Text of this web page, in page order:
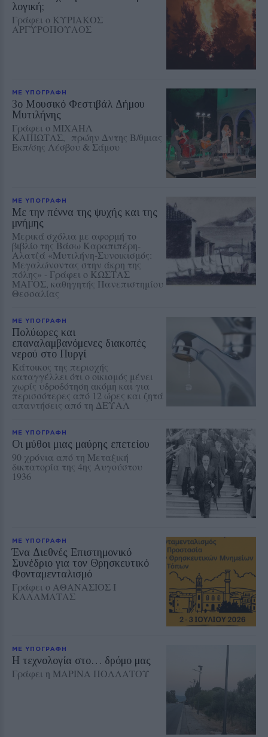
λογική;
Γράφει ο ΚΥΡΙΑΚΟΣ
ΑΡΓΥΡΟΠΟΥΛΟΣ
ΜΕ ΥΠΟΓΡΑΦΗ
3ο Μουσικό Φεστιβάλ Δήμου
Μυτιλήνης
Γράφει ο ΜΙΧΑΗΛ
ΚΑΠΙΩΤΑΣ, πρώην Δντης Β/θμιας
Εκπ/σης Λέσβου & Σάμου
ΜΕ ΥΠΟΓΡΑΦΗ
Με την πέννα της ψυχής και της
μνήμης
Μερικά σχόλια με αφορμή το
βιβλίο της Βάσω Καραπιπέρη-
Αλατζά «Μυτιλήνη-Συνοικισμός:
Μεγαλώνοντας στην άκρη της
πόλης» - Γράφει ο ΚΩΣΤΑΣ
ΜΑΓΟΣ, καθηγητής Πανεπιστημίου
Θεσσαλίας
ΜΕ ΥΠΟΓΡΑΦΗ
Πολύωρες και
επαναλαμβανόμενες διακοπές
νερού στο Πυργί
Κάτοικος της περιοχής
καταγγέλλει ότι ο οικισμός μένει
χωρίς υδροδότηση ακόμη και για
περισσότερες από 12 ώρες και ζητά
απαντήσεις από τη ΔΕΥΑΛ
ΜΕ ΥΠΟΓΡΑΦΗ
Οι μύθοι μιας μαύρης επετείου
90 χρόνια από τη Μεταξική
δικτατορία της 4ης Αυγούστου
1936
ΜΕ ΥΠΟΓΡΑΦΗ
Ένα Διεθνές Επιστημονικό
Συνέδριο για τον Θρησκευτικό
Φονταμενταλισμό
Γράφει ο ΑΘΑΝΑΣΙΟΣ Ι
ΚΑΛΑΜΑΤΑΣ
ΜΕ ΥΠΟΓΡΑΦΗ
Η τεχνολογία στο… δρόμο μας
Γράφει η ΜΑΡΙΝΑ ΠΟΛΛΑΤΟΥ